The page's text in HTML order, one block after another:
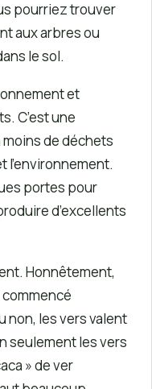
pourriez trouver
aux arbres ou
le sol.
et
C’est une
de déchets
l’environnement.
portes pour
d’excellents
Honnêtement,
commencé
non, les vers valent
seulement les vers
» de ver